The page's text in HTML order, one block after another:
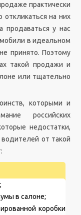
практически
откликаться на них
продаваться у нас
в идеальном
принято. Поэтому
такой продажи и
или тщательно
которыми и
российских
недостатки,
от такой
в салоне;
коробки